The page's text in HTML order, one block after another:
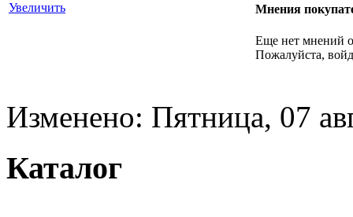
Увеличить Мнения
Еще нет мнений
Пожалуйста,
Изменено: Пятница, 07
Каталог